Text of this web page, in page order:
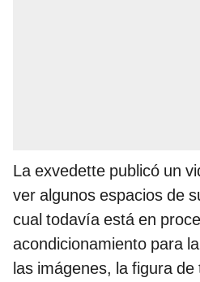
La exvedette publicó un
ver algunos espacios de
cual todavía está en
acondicionamiento para
las imágenes, la figura